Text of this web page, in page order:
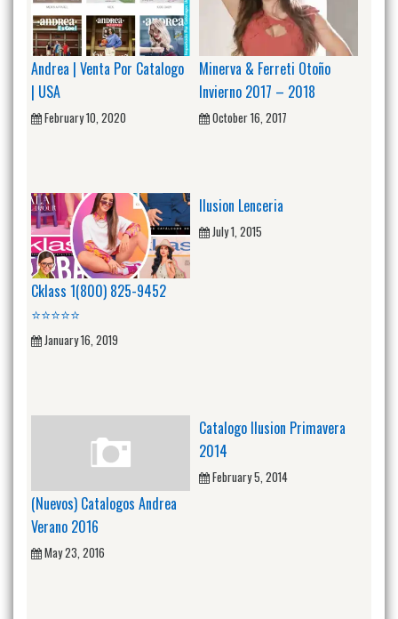
Andrea | Venta Por Catalogo
| USA
February 10, 2020
Minerva & Ferreti Otoño
Invierno 2017 – 2018
October 16, 2017
Cklass 1(800) 825-9452
⭐⭐⭐⭐⭐
January 16, 2019
Ilusion Lenceria
July 1, 2015
(Nuevos) Catalogos Andrea
Verano 2016
May 23, 2016
Catalogo Ilusion Primavera
2014
February 5, 2014